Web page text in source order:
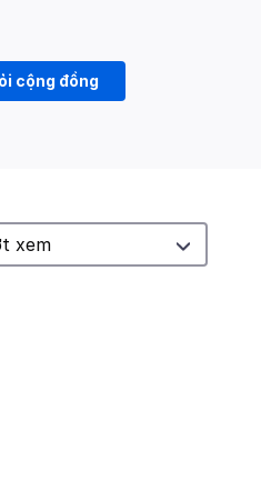
cộng đồng